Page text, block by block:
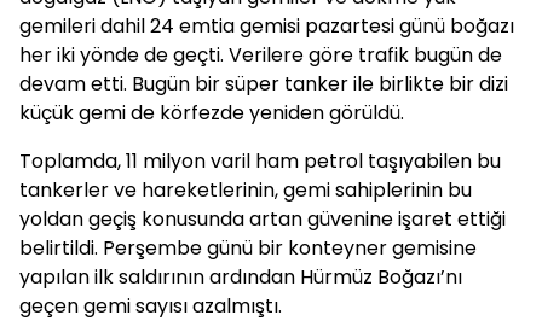
gemileri dahil 24 emtia gemisi pazartesi günü boğazı
her iki yönde de geçti. Verilere göre trafik bugün de
devam etti. Bugün bir süper tanker ile birlikte bir dizi
küçük gemi de körfezde yeniden görüldü.
Toplamda, 11 milyon varil ham petrol taşıyabilen bu
tankerler ve hareketlerinin, gemi sahiplerinin bu
yoldan geçiş konusunda artan güvenine işaret ettiği
belirtildi. Perşembe günü bir konteyner gemisine
yapılan ilk saldırının ardından Hürmüz Boğazı’nı
geçen gemi sayısı azalmıştı.